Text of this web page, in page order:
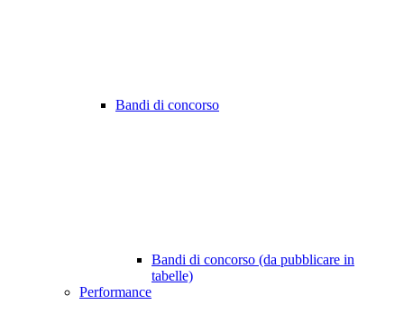
Bandi di concorso
Bandi di concorso (da pubblicare in
tabelle)
Performance